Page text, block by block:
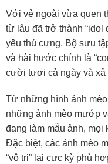
Với vẻ ngoài vừa quen
từ lâu đã trở thành “idol
yêu thú cưng. Bộ sưu
và hài hước chính là
cười tươi cả ngày và xả
Từ những hình ảnh
những ảnh mèo mướp
đang làm mẫu ảnh,
Đặc biệt, các ảnh mèo
“vô tri” lại cực kỳ phù